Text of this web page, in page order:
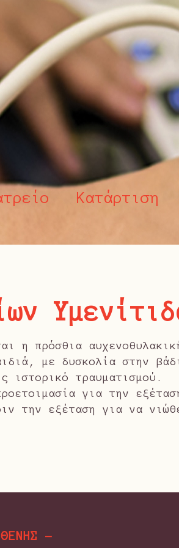
Κατάρτιση
η πρόσθια
με δυσκολία στην
ιστορικό τραυματισμού.
για την
την εξέταση για να
-